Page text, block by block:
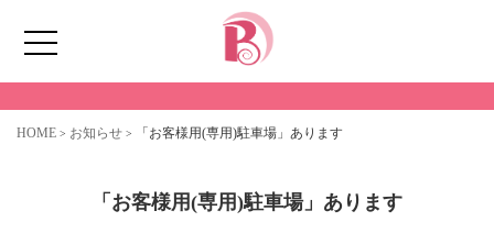
ホーム
最新情報
NEWS
HOME > お知らせ > 「お客様用(専用)駐車場」あります
「お客様用(専用)駐車場」あります